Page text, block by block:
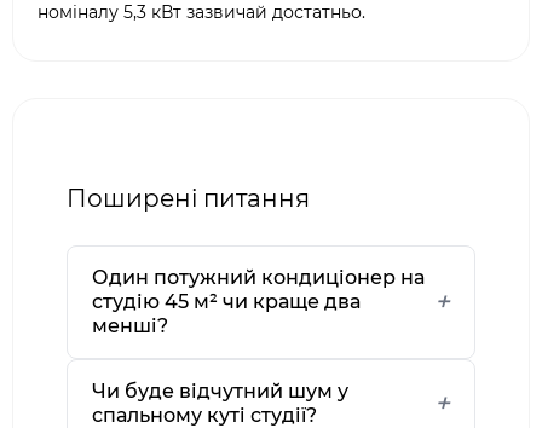
номіналу 5,3 кВт зазвичай достатньо.
Поширені питання
Один потужний кондиціонер на
студію 45 м² чи краще два
менші?
Чи буде відчутний шум у
спальному куті студії?